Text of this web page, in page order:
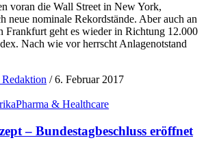
voran die Wall Street in New York,
neue nominale Rekordstände. Aber auch an
Frankfurt geht es wieder in Richtung 12.000
Nach wie vor herrscht Anlagenotstand
/ 6. Februar 2017
Pharma & Healthcare
– Bundestagbeschluss eröffnet